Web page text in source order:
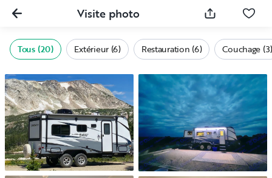
Visite photo
Tous (20) Extérieur (6) Restauration (6) Couchage